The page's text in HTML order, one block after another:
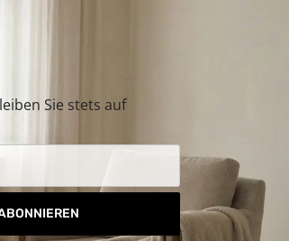
Sie stets auf